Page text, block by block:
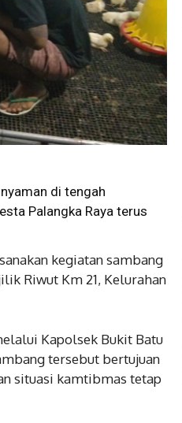
di tengah
Palangka Raya terus
kegiatan sambang
Riwut Km 21, Kelurahan
Kapolsek Bukit Batu
tersebut bertujuan
situasi kamtibmas tetap